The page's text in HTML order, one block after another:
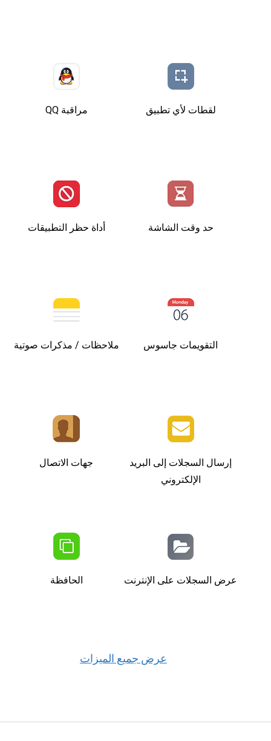
مراقبة QQ لقطات لأي تطبيق
أداة حظر التطبيقات حد وقت الشاشة
ملاحظات / مذكرات صوتية التقويمات جاسوس
جهات الاتصال
إرسال السجلات إلى البريد
الإلكتروني
الحافظة عرض السجلات على الإنترنت
عرض جميع الميزات